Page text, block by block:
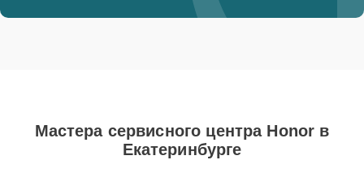
Мастера сервисного центра Honor в
Екатеринбурге